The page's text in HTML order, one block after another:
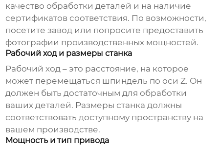
качество обработки деталей и на наличие
сертификатов соответствия. По возможности,
посетите завод или попросите предоставить
фотографии производственных мощностей.
Рабочий ход и размеры станка
Рабочий ход – это расстояние, на которое
может перемещаться шпиндель по оси Z. Он
должен быть достаточным для обработки
ваших деталей. Размеры станка должны
соответствовать доступному пространству на
вашем производстве.
Мощность и тип привода